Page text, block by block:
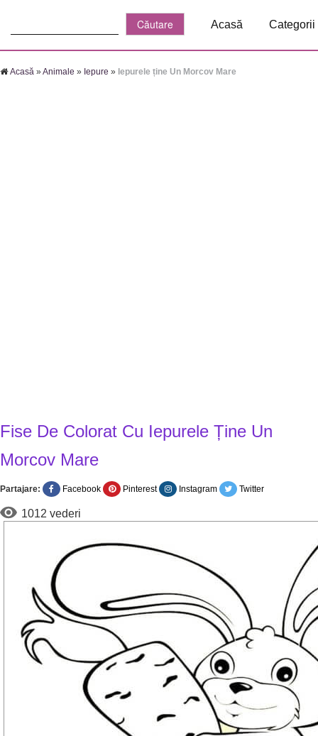
Acasă Categorii
Acasă »Animale » Iepure » Iepurele ține Un Morcov Mare
Fise De Colorat Cu Iepurele Ține Un
Morcov Mare
Partajare: Facebook Pinterest Instagram Twitter
1012 vederi